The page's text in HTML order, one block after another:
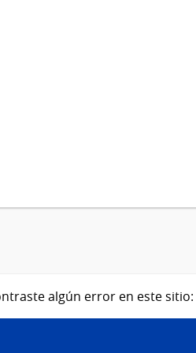
algún error en este sitio: